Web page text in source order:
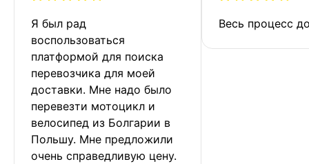
Я был рад
воспользоваться
платформой для поиска
перевозчика для моей
доставки. Мне надо было
перевезти мотоцикл и
велосипед из Болгарии в
Польшу. Мне предложили
очень справедливую цену.
Весь процесс